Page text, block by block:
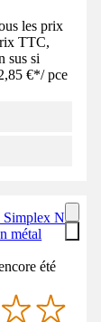
les prix
TTC,
sus si
€*/ pce
Simplex N
métal
été